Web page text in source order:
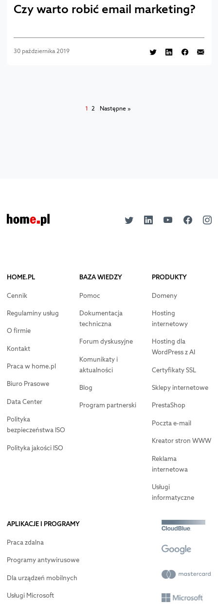
Czy warto robić email marketing?
30 października 2019
1 2 Następne »
HOME.PL
Cennik
Regulaminy usług
O firmie
Kontakt
Praca w home.pl
Biuro Prasowe
Data Center
Polityka
bezpieczeństwa ISO
Polityka jakości ISO
BAZA WIEDZY
Pomoc
Dokumentacja
techniczna
Forum dyskusyjne
Komunikaty i
aktualności
Blog
Program partnerski
PRODUKTY
Domeny
Hosting
internetowy
Hosting dla
WordPress z AI
Certyfikaty SSL
Sklepy internetowe
PrestaShop
Poczta e-mail
Kreator stron WWW
Reklama
internetowa
Usługi
informatyczne
APLIKACJE I PROGRAMY
Praca zdalna
Programy antywirusowe
Dla urządzeń mobilnych
Usługi Microsoft